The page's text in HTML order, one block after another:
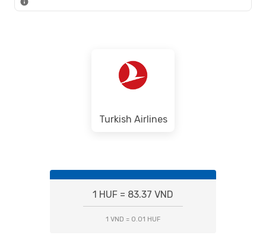
Turkish Airlines
1 HUF = 83.37 VND
1 VND = 0.01 HUF